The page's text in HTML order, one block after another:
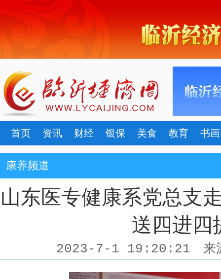
首页 资讯 财经 银保 美食 教育 书画
康养频道
山东医专健康系党总支
送四进四
2023-7-1 19:20:21 来